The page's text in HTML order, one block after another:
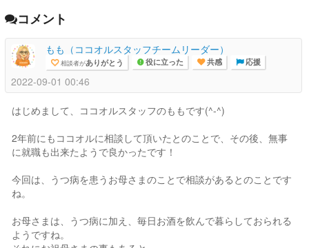
コメント
もも（ココオルスタッフチームリーダー）
相談者がありがとう 役に立った 共感 応援
2022-09-01 00:46
はじめまして、ココオルスタッフのももです(^-^)
2年前にもココオルに相談して頂いたとのことで、その後、無事
に就職も出来たようで良かったです！
今回は、うつ病を患うお母さまのことで相談があるとのことです
ね。
お母さまは、うつ病に加え、毎日お酒を飲んで暮らしておられる
ようですね。